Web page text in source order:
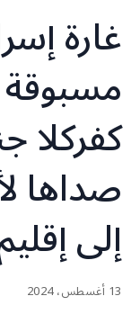
‏غارة
كفركلا
إلى
13 أغسطس، 2024